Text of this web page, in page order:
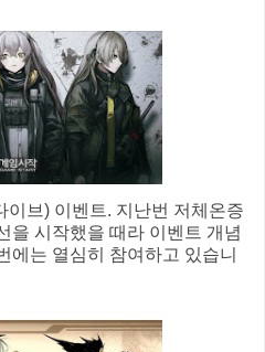
이브) 이벤트. 지난번 저체온증
을 시작했을 때라 이벤트 개념
에는 열심히 참여하고 있습니